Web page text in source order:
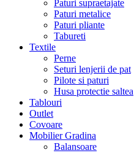
Paturi supraetajate
Paturi metalice
Paturi pliante
Tabureti
Textile
Perne
Seturi lenjerii de pat
Pilote si paturi
Husa protectie saltea
Tablouri
Outlet
Covoare
Mobilier Gradina
Balansoare